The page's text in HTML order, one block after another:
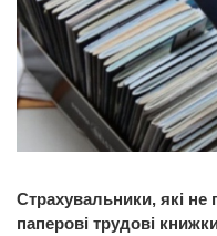
Страхувальники, які
паперові трудові